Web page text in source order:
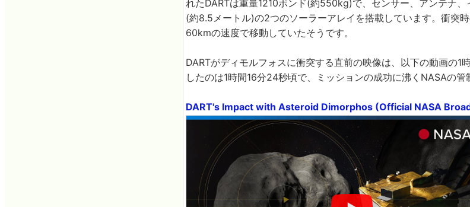
れたDARTは重量1210ポンド(約550kg)で、センサー、アンテナ
(約8.5メートル)の2つのソーラーアレイを搭載しています。衝突
60kmの速度で移動していたそうです。
DARTがディモルフォスに衝突する直前の映像は、以下の動画の1
したのは1時間16分24秒頃で、ミッションの成功に沸くNASAの管
DART's Impact with Asteroid Dimorphos (Official NASA